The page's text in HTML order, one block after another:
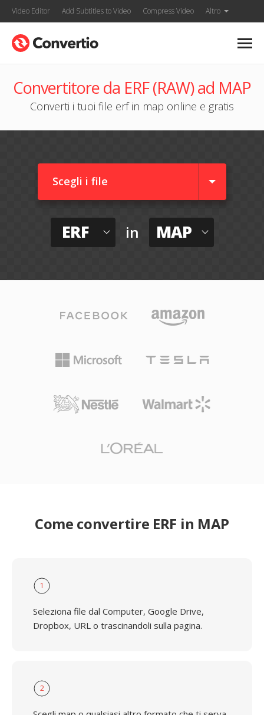
Video Editor Add Subtitles to Video Compress Video Altro
Convertitore da ERF (RAW) ad MAP
Converti i tuoi file erf in map online e gratis
Scegli i file
ERF in MAP
Come convertire ERF in MAP
1
Seleziona file dal Computer, Google Drive,
Dropbox, URL o trascinandoli sulla pagina.
2